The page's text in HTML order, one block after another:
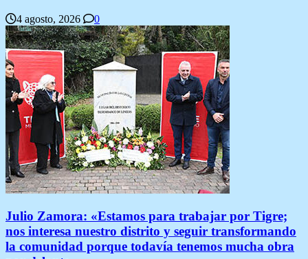
4 agosto, 2026 0
Julio Zamora: «Estamos para trabajar por Tigre;
nos interesa nuestro distrito y seguir transformando
la comunidad porque todavía tenemos mucha obra